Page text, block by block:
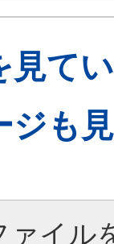
見て
ジも
ァイル